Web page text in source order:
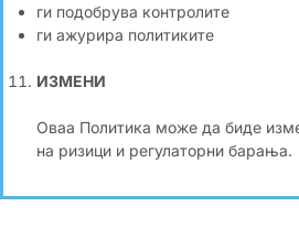
ги подобрува контролите
ги ажурира политиките
ИЗМЕНИ
Оваа Политика може да биде
на ризици и регулаторни барања.